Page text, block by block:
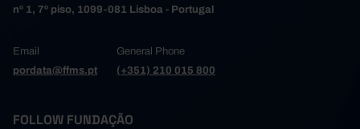
nº 1, 7º piso, 1099-081 Lisboa - Portugal
Email
pordata@ffms.pt
General Phone
(+351) 210 015 800
FOLLOW FUNDAÇÃO